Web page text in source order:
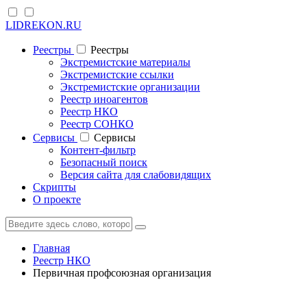
LIDREKON.RU
Реестры
Реестры
Экстремистские материалы
Экстремистские ссылки
Экстремистские организации
Реестр иноагентов
Реестр НКО
Реестр СОНКО
Cервисы
Cервисы
Контент-фильтр
Безопасный поиск
Версия сайта для слабовидящих
Скрипты
О проекте
Главная
Реестр НКО
Первичная профсоюзная организация